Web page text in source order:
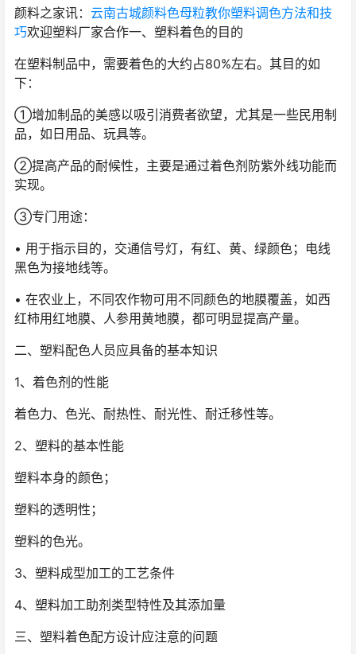
颜料之家讯： 云南古城颜料色母粒教你塑料调色方法和技
巧欢迎塑料厂家合作一、塑料着色的目的
在塑料制品中，需要着色的大约占80%左右。其目的如
下：
①增加制品的美感以吸引消费者欲望，尤其是一些民用制
品，如日用品、玩具等。
②提高产品的耐候性，主要是通过着色剂防紫外线功能而
实现。
③专门用途：
• 用于指示目的，交通信号灯，有红、黄、绿颜色；电线
黑色为接地线等。
• 在农业上，不同农作物可用不同颜色的地膜覆盖，如西
红柿用红地膜、人参用黄地膜，都可明显提高产量。
二、塑料配色人员应具备的基本知识
1、着色剂的性能
着色力、色光、耐热性、耐光性、耐迁移性等。
2、塑料的基本性能
塑料本身的颜色；
塑料的透明性；
塑料的色光。
3、塑料成型加工的工艺条件
4、塑料加工助剂类型特性及其添加量
三、塑料着色配方设计应注意的问题